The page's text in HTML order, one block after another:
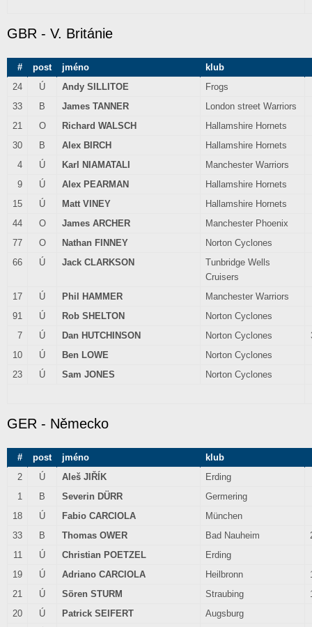
GBR - V. Británie
# post jméno
klub
24
Ú Andy SILLITOE
Frogs
33
B James TANNER
London street Warriors
21
O Richard WALSCH
Hallamshire Hornets
30
B Alex BIRCH
Hallamshire Hornets
4
Ú Karl NIAMATALI
Manchester Warriors
9
Ú Alex PEARMAN
Hallamshire Hornets
15
Ú Matt VINEY
Hallamshire Hornets
44
O James ARCHER
Manchester Phoenix
77
O Nathan FINNEY
Norton Cyclones
66
Ú Jack CLARKSON
Tunbridge Wells
Cruisers
17
Ú Phil HAMMER
Manchester Warriors
91
Ú Rob SHELTON
Norton Cyclones
7
Ú Dan HUTCHINSON Norton Cyclones
10
Ú Ben LOWE
Norton Cyclones
23
Ú Sam JONES Norton Cyclones
GER - Německo
# post jméno
klub
2
Ú Aleš JIŘÍK
Erding
1
B Severin DÜRR
Germering
18
Ú Fabio CARCIOLA
München
33
B Thomas OWER Bad Nauheim
11
Ú Christian POETZEL
Erding
19
Ú Adriano CARCIOLA Heilbronn
21
Ú Sören STURM Straubing
20
Ú Patrick SEIFERT
Augsburg